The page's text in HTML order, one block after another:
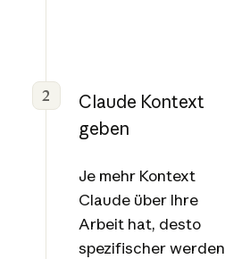
2
Claude Kontext
geben
Je mehr Kontext
Claude über Ihre
Arbeit hat, desto
spezifischer werden